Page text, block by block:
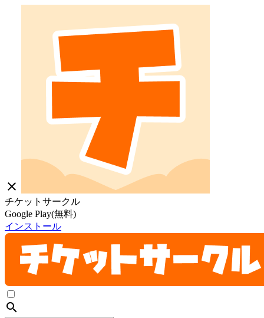
close
チケットサークル
Google Play(無料)
インストール
search